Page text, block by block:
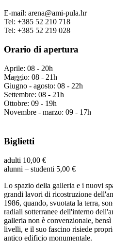
E-mail: arena@ami-pula.hr
Tel: +385 52 210 718
Tel: +385 52 219 028
Orario di apertura
Aprile: 08 - 20h
Maggio: 08 - 21h
Giugno - agosto: 08 - 22h
Settembre: 08 - 21h
Ottobre: 09 - 19h
Novembre - marzo: 09 - 17h
Biglietti
adulti 10,00 €
alunni – studenti 5,00 €
Lo spazio della galleria e i nuovi
grandi lavori di ricostruzione
1986, quando, svuotata la terra,
radiali sotterranee dell'interno
galleria non è convenzionale,
livelli, e il suo fascino risiede
antico edificio monumentale.